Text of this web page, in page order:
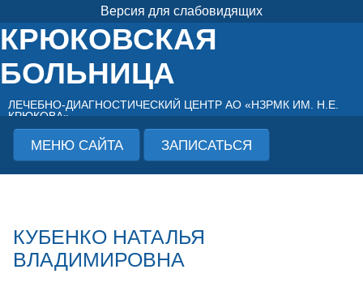
Версия для слабовидящих
КРЮКОВСКАЯ
БОЛЬНИЦА
ЛЕЧЕБНО-ДИАГНОСТИЧЕСКИЙ ЦЕНТР АО «НЗРМК ИМ. Н.Е.
КРЮКОВА»
МЕНЮ САЙТА ЗАПИСАТЬСЯ
КУБЕНКО НАТАЛЬЯ
ВЛАДИМИРОВНА